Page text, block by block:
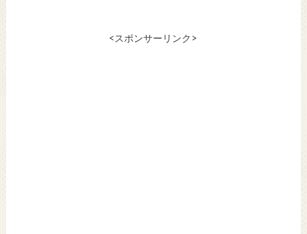
<スポンサーリンク>